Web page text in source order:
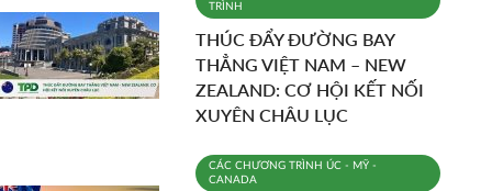
TRÌNH
THÚC ĐẨY ĐƯỜNG BAY
THẲNG VIỆT NAM – NEW
ZEALAND: CƠ HỘI KẾT NỐI
XUYÊN CHÂU LỤC
CÁC CHƯƠNG TRÌNH ÚC - MỸ -
CANADA